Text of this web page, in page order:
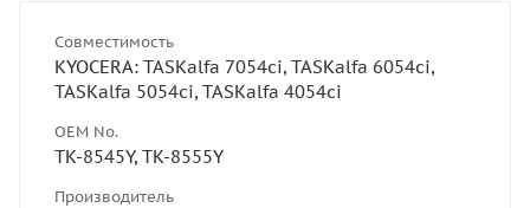
Совместимость
KYOCERA: TASKalfa 7054ci, TASKalfa 6054ci,
TASKalfa 5054ci, TASKalfa 4054ci
OEM No.
TK-8545Y, TK-8555Y
Производитель